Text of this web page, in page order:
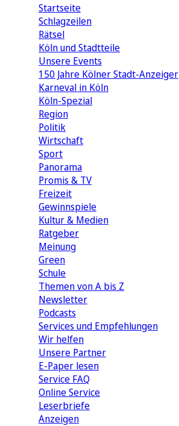
Startseite
Schlagzeilen
Rätsel
Köln und Stadtteile
Unsere Events
150 Jahre Kölner Stadt-Anzeiger
Karneval in Köln
Köln-Spezial
Region
Politik
Wirtschaft
Sport
Panorama
Promis & TV
Freizeit
Gewinnspiele
Kultur & Medien
Ratgeber
Meinung
Green
Schule
Themen von A bis Z
Newsletter
Podcasts
Services und Empfehlungen
Wir helfen
Unsere Partner
E-Paper lesen
Service FAQ
Online Service
Leserbriefe
Anzeigen